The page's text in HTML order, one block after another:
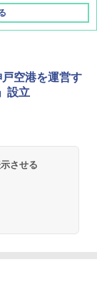
冷剤 2個セット 2
空間倍増 衛生的
ドーム 1 EX BDK
空港を運営す
設立
させる